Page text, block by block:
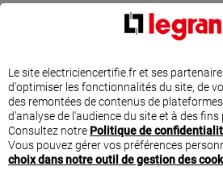
Le site electriciencertifie.fr et ses
d'optimiser les fonctionnalités du site, de
des remontées de contenus de
d'analyse de l'audience du site et à des fins
Consultez notre Politique de
Vous pouvez gérer vos préférences
choix dans notre outil de gestion des